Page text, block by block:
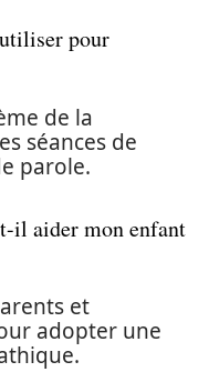
pour
de la
séances de
parole.
il aider mon enfant
et
adopter une